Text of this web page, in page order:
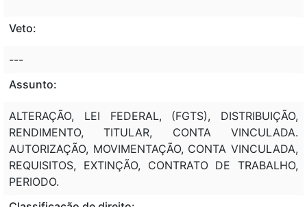
Veto:
---
Assunto:
ALTERAÇÃO, LEI FEDERAL, (FGTS), DISTRIBUIÇÃO,
RENDIMENTO, TITULAR, CONTA VINCULADA.
AUTORIZAÇÃO, MOVIMENTAÇÃO, CONTA VINCULADA,
REQUISITOS, EXTINÇÃO, CONTRATO DE TRABALHO,
PERIODO.